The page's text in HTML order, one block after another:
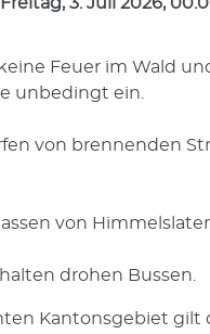
Feuer im Wald
unbedingt ein.
von brennenden
von
drohen Bussen.
Kantonsgebiet gilt